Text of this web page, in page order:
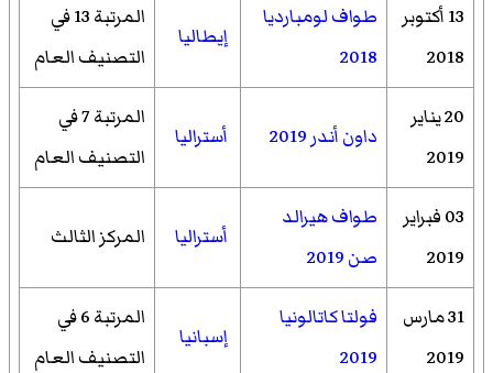
13 أكتوبر
2018
طواف لومبارديا
2018
إيطاليا
المرتبة 13 في
التصنيف العام
20 يناير
2019
داون أندر 2019 أستراليا
المرتبة 7 في
التصنيف العام
03 فبراير
2019
طواف هيرالد
صن 2019
أستراليا المركز الثالث
31 مارس
2019
فولتا كاتالونيا
2019
إسبانيا
المرتبة 6 في
التصنيف العام